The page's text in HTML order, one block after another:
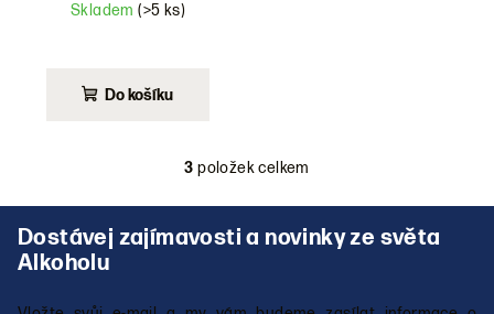
Skladem(>5 ks)
Do košíku
O
v
l
a
3 položek celkem